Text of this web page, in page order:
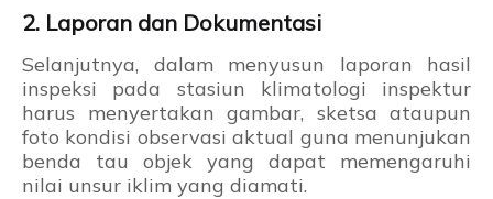
2. Laporan dan Dokumentasi
Selanjutnya, dalam menyusun laporan hasil
inspeksi pada stasiun klimatologi inspektur
harus menyertakan gambar, sketsa ataupun
foto kondisi observasi aktual guna menunjukan
benda tau objek yang dapat memengaruhi
nilai unsur iklim yang diamati.